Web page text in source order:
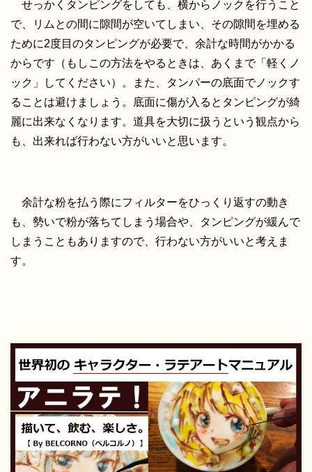
せっかくタンピングをしても、横からノックを行うこと
で、リムとの間に隙間が空いてしまい、その隙間を埋める
ために2度目のタンピングが必要で、余計な時間がかかる
からです（もしこの方法をやるときは、あくまで「軽くノ
ック」してください）。また、タンパーの底面でノックす
ることは避けましょう。底面に傷が入るとタンピングが綺
麗に出来なくなります。道具を大切に扱うという観点から
も、出来れば行わない方がいいと思います。
余計な粉を払う際にフィルターをひっくり返すの動き
も、勢いで粉が落ちてしまう場合や、タンピングが緩んで
しまうこともありますので、行わない方がいいと考えま
す。